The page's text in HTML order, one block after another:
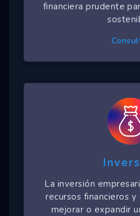
financiera prudente
La inversión
recursos financieros
mejorar o expandir